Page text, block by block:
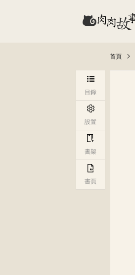
首頁
目錄
設置
書架
書頁